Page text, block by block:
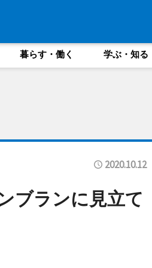
暮らす・働く 学ぶ・知る
2020.10.12
ブランに見立て